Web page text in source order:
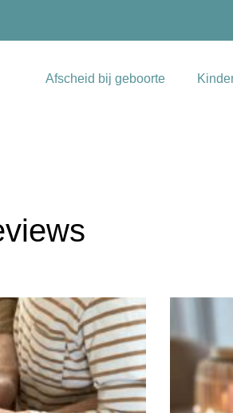
Afscheid bij geboorte